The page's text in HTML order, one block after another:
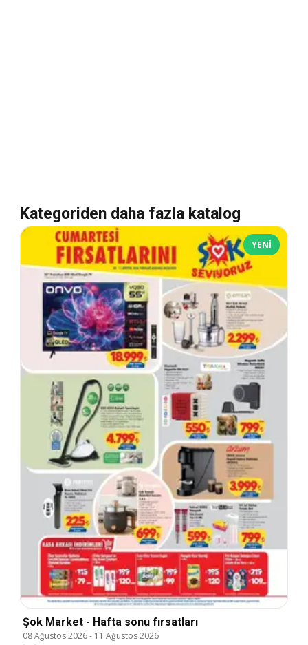
Kategoriden daha fazla katalog
YENI
Şok Market - Hafta sonu fırsatları
08 Ağustos 2026- 11 Ağustos 2026